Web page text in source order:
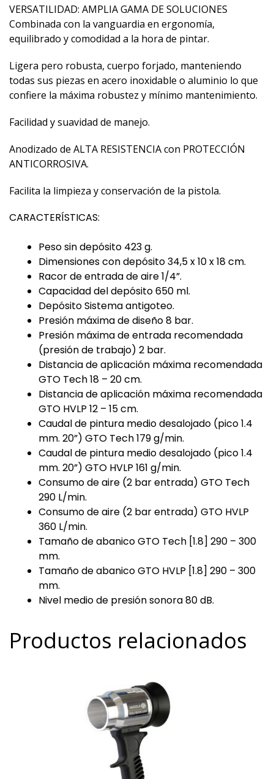
VERSATILIDAD: AMPLIA GAMA DE SOLUCIONES
Combinada con la vanguardia en ergonomía,
equilibrado y comodidad a la hora de pintar.
Ligera pero robusta, cuerpo forjado, manteniendo
todas sus piezas en acero inoxidable o aluminio lo que
confiere la máxima robustez y mínimo mantenimiento.
Facilidad y suavidad de manejo.
Anodizado de ALTA RESISTENCIA con PROTECCIÓN
ANTICORROSIVA.
Facilita la limpieza y conservación de la pistola.
CARACTERÍSTICAS:
Peso sin depósito 423 g.
Dimensiones con depósito 34,5 x 10 x 18 cm.
Racor de entrada de aire 1/4”.
Capacidad del depósito 650 ml.
Depósito Sistema antigoteo.
Presión máxima de diseño 8 bar.
Presión máxima de entrada recomendada
(presión de trabajo) 2 bar.
Distancia de aplicación máxima recomendada
GTO Tech 18 – 20 cm.
Distancia de aplicación máxima recomendada
GTO HVLP 12 – 15 cm.
Caudal de pintura medio desalojado (pico 1.4
mm. 20”) GTO Tech 179 g/min.
Caudal de pintura medio desalojado (pico 1.4
mm. 20”) GTO HVLP 161 g/min.
Consumo de aire (2 bar entrada) GTO Tech
290 L/min.
Consumo de aire (2 bar entrada) GTO HVLP
360 L/min.
Tamaño de abanico GTO Tech [1.8] 290 – 300
mm.
Tamaño de abanico GTO HVLP [1.8] 290 – 300
mm.
Nivel medio de presión sonora 80 dB.
Productos relacionados